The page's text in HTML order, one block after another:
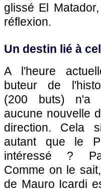
glissé El
réflexion.
Un destin lié à
A l'heure
buteur de
(200 buts) n'a
aucune nouvelle
direction. Cela
autant que le
intéressé ?
Comme on le
de Mauro Icardi